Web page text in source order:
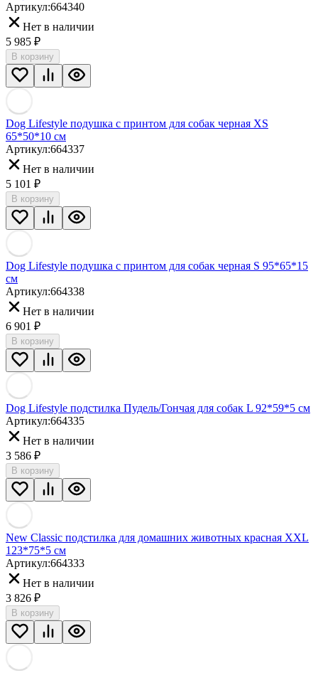
Артикул:664340
Нет в наличии
5 985 ₽
В корзину
Dog Lifestyle подушка с принтом для собак черная XS
65*50*10 см
Артикул:664337
Нет в наличии
5 101 ₽
В корзину
Dog Lifestyle подушка с принтом для собак черная S 95*65*15
см
Артикул:664338
Нет в наличии
6 901 ₽
В корзину
Dog Lifestyle подстилка Пудель/Гончая для собак L 92*59*5 см
Артикул:664335
Нет в наличии
3 586 ₽
В корзину
New Classic подстилка для домашних животных красная XXL
123*75*5 см
Артикул:664333
Нет в наличии
3 826 ₽
В корзину